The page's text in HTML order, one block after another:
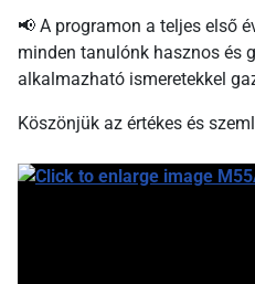
📢 A programon a teljes első
minden tanulónk hasznos és
alkalmazható ismeretekkel
Köszönjük az értékes és